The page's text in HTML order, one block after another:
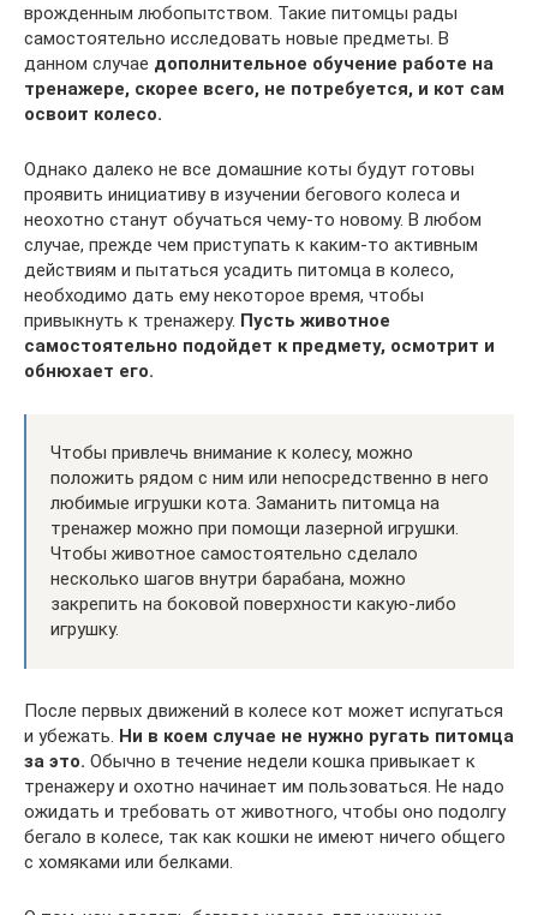
врожденным любопытством. Такие питомцы рады
самостоятельно исследовать новые предметы. В
данном случае дополнительное обучение работе на
тренажере, скорее всего, не потребуется, и кот сам
освоит колесо.
Однако далеко не все домашние коты будут готовы
проявить инициативу в изучении бегового колеса и
неохотно станут обучаться чему-то новому. В любом
случае, прежде чем приступать к каким-то активным
действиям и пытаться усадить питомца в колесо,
необходимо дать ему некоторое время, чтобы
привыкнуть к тренажеру. Пусть животное
самостоятельно подойдет к предмету, осмотрит и
обнюхает его.
Чтобы привлечь внимание к колесу, можно
положить рядом с ним или непосредственно в него
любимые игрушки кота. Заманить питомца на
тренажер можно при помощи лазерной игрушки.
Чтобы животное самостоятельно сделало
несколько шагов внутри барабана, можно
закрепить на боковой поверхности какую-либо
игрушку.
После первых движений в колесе кот может испугаться
и убежать. Ни в коем случае не нужно ругать питомца
за это. Обычно в течение недели кошка привыкает к
тренажеру и охотно начинает им пользоваться. Не надо
ожидать и требовать от животного, чтобы оно подолгу
бегало в колесе, так как кошки не имеют ничего общего
с хомяками или белками.